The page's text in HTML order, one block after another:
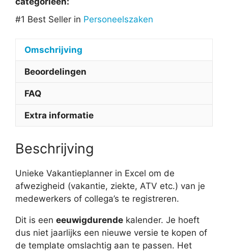
#1 Best Seller in Personeelszaken
Omschrijving
Beoordelingen
FAQ
Extra informatie
Beschrijving
Unieke Vakantieplanner in Excel om de
afwezigheid (vakantie, ziekte, ATV etc.) van je
medewerkers of collega’s te registreren.
Dit is een eeuwigdurende kalender. Je hoeft
dus niet jaarlijks een nieuwe versie te kopen of
de template omslachtig aan te passen. Het